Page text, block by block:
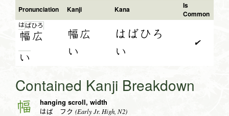
Pronunciation Kanji Kana
Is
Common
はば
幅
ひろ
広
い
幅広
い
はばひろ
い
✔
Contained Kanji Breakdown
幅 hanging scroll, width
はば フク (Early Jr. High, N2)